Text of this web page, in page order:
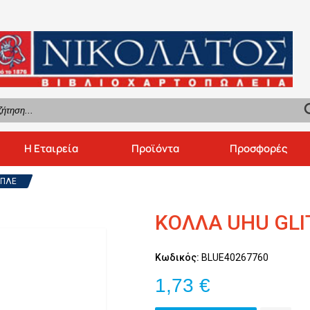
Η Εταιρεία Προϊόντα Προσφορές
ΚΟΛΛΑ UHU
Κωδικός: BLUE40267760
1,73 €